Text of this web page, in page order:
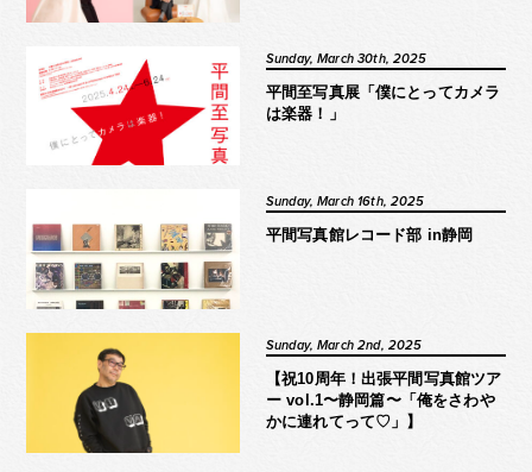
Sunday, March 30th, 2025
平間至写真展「僕にとってカメラ
は楽器！」
Sunday, March 16th, 2025
平間写真館レコード部 in静岡
Sunday, March 2nd, 2025
【祝10周年！出張平間写真館ツア
ー vol.1〜静岡篇〜「俺をさわや
かに連れてって♡」】